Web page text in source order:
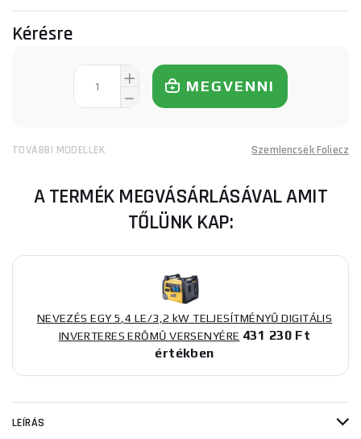
Kérésre
MEGVENNI
TOVÁBBI MODELLEK Szemlencsék Foliecz
A TERMÉK MEGVÁSÁRLÁSÁVAL AMIT
TŐLÜNK KAP:
NEVEZÉS EGY 5,4 LE/3,2 kW TELJESÍTMÉNYŰ DIGITÁLIS
INVERTERES ERŐMŰ VERSENYÉRE 431 230 Ft
értékben
LEÍRÁS